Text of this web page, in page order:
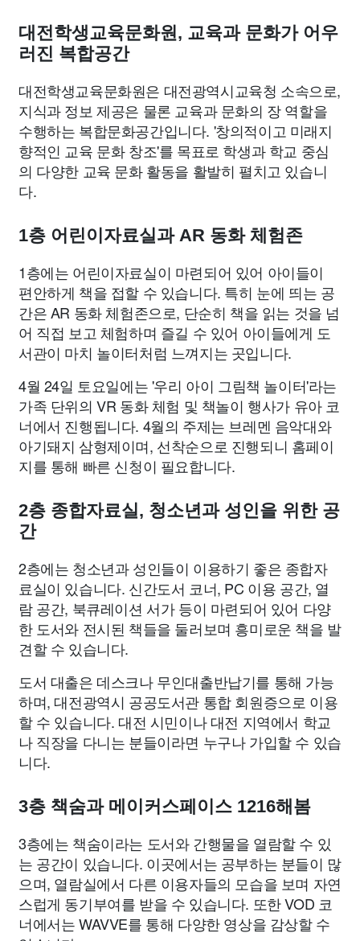
대전학생교육문화원, 교육과 문화가 어우
러진 복합공간
대전학생교육문화원은 대전광역시교육청 소속으로,
지식과 정보 제공은 물론 교육과 문화의 장 역할을
수행하는 복합문화공간입니다. '창의적이고 미래지
향적인 교육 문화 창조'를 목표로 학생과 학교 중심
의 다양한 교육 문화 활동을 활발히 펼치고 있습니
다.
1층 어린이자료실과 AR 동화 체험존
1층에는 어린이자료실이 마련되어 있어 아이들이
편안하게 책을 접할 수 있습니다. 특히 눈에 띄는 공
간은 AR 동화 체험존으로, 단순히 책을 읽는 것을 넘
어 직접 보고 체험하며 즐길 수 있어 아이들에게 도
서관이 마치 놀이터처럼 느껴지는 곳입니다.
4월 24일 토요일에는 '우리 아이 그림책 놀이터'라는
가족 단위의 VR 동화 체험 및 책놀이 행사가 유아 코
너에서 진행됩니다. 4월의 주제는 브레멘 음악대와
아기돼지 삼형제이며, 선착순으로 진행되니 홈페이
지를 통해 빠른 신청이 필요합니다.
2층 종합자료실, 청소년과 성인을 위한 공
간
2층에는 청소년과 성인들이 이용하기 좋은 종합자
료실이 있습니다. 신간도서 코너, PC 이용 공간, 열
람 공간, 북큐레이션 서가 등이 마련되어 있어 다양
한 도서와 전시된 책들을 둘러보며 흥미로운 책을 발
견할 수 있습니다.
도서 대출은 데스크나 무인대출반납기를 통해 가능
하며, 대전광역시 공공도서관 통합 회원증으로 이용
할 수 있습니다. 대전 시민이나 대전 지역에서 학교
나 직장을 다니는 분들이라면 누구나 가입할 수 있습
니다.
3층 책숨과 메이커스페이스 1216해봄
3층에는 책숨이라는 도서와 간행물을 열람할 수 있
는 공간이 있습니다. 이곳에서는 공부하는 분들이 많
으며, 열람실에서 다른 이용자들의 모습을 보며 자연
스럽게 동기부여를 받을 수 있습니다. 또한 VOD 코
너에서는 WAVVE를 통해 다양한 영상을 감상할 수